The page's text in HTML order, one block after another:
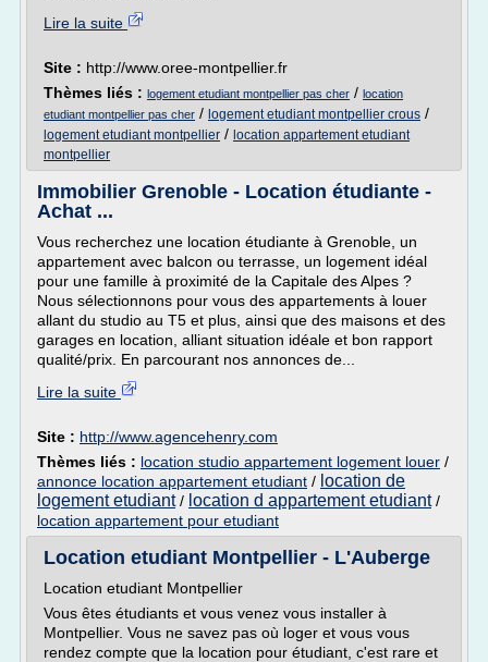
Lire la suite
Site : http://www.oree-montpellier.fr
Thèmes liés : logement etudiant montpellier pas cher / location
etudiant montpellier pas cher / logement etudiant montpellier crous /
logement etudiant montpellier / location appartement etudiant
montpellier
Immobilier Grenoble - Location étudiante -
Achat ...
Vous recherchez une location étudiante à Grenoble, un
appartement avec balcon ou terrasse, un logement idéal
pour une famille à proximité de la Capitale des Alpes ?
Nous sélectionnons pour vous des appartements à louer
allant du studio au T5 et plus, ainsi que des maisons et des
garages en location, alliant situation idéale et bon rapport
qualité/prix. En parcourant nos annonces de...
Lire la suite
Site : http://www.agencehenry.com
Thèmes liés : location studio appartement logement louer /
annonce location appartement etudiant / location de
logement etudiant/ location d appartement etudiant/
location appartement pour etudiant
Location etudiant Montpellier - L'Auberge
Location etudiant Montpellier
Vous êtes étudiants et vous venez vous installer à
Montpellier. Vous ne savez pas où loger et vous vous
rendez compte que la location pour étudiant, c'est rare et